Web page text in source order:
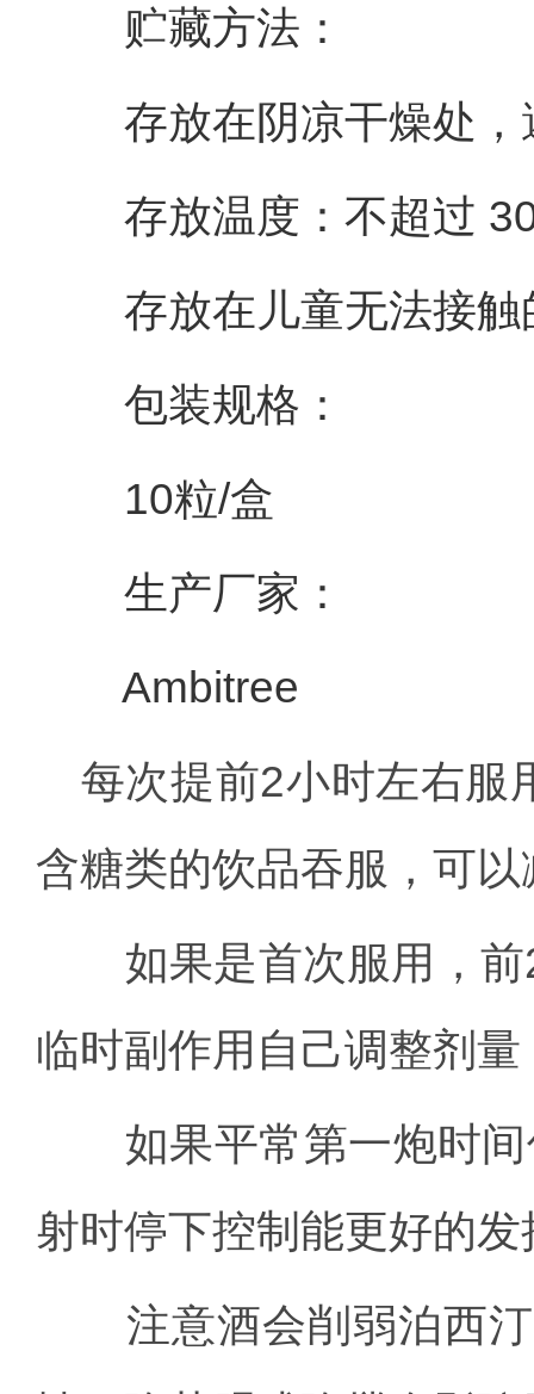
贮藏方法：
存放在阴凉干燥处，
存放温度：不超过
存放在儿童无法接触
包装规格：
10粒/盒
生产厂家：
Ambitree
每次提前2小时左右服
含糖类的饮品吞服，可
如果是首次服用，前2
临时副作用自己调整剂
如果平常第一炮时间
射时停下控制能更好的
注意酒会削弱泊西汀